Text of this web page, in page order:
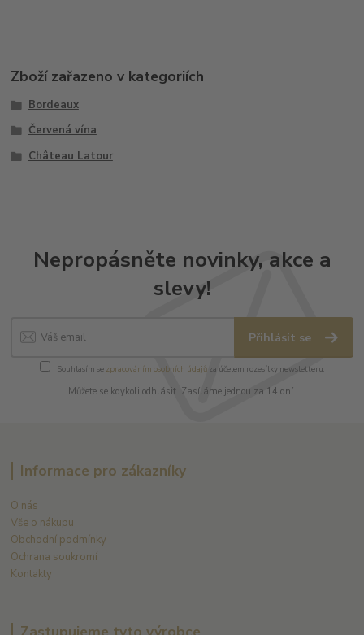
Zboží zařazeno v kategoriích
Bordeaux
Červená vína
Château Latour
Nepropásněte novinky, akce a
slevy!
Přihlásit se
Souhlasím se zpracováním osobních údajůza účelem rozesílky newsletteru.
Můžete se kdykoli odhlásit. Zasíláme jednou za 14 dní.
Informace pro zákazníky
O nás
Vše o nákupu
Obchodní podmínky
Ochrana soukromí
Kontakty